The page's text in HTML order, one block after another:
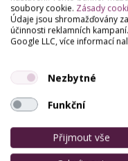
Hodnocení
Zatím zde není žádné
soubory cookie. Zásady
Údaje jsou shromažďovány
účinnosti reklamních
Google LLC, více informací
Nezbytné
Funkční
Přijmout vše